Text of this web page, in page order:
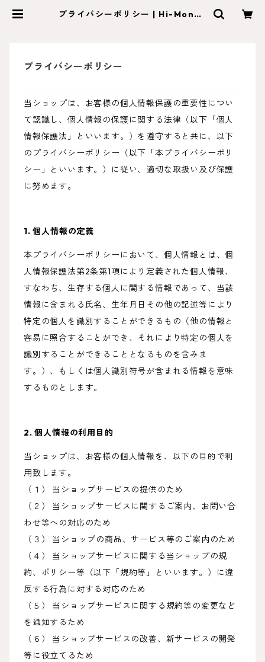
プライバシーポリシー | Hi-Monde
プライバシーポリシー
当ショップは、お客様の個人情報保護の重要性につい
て認識し、個人情報の保護に関する法律（以下「個人
情報保護法」といいます。）を遵守すると共に、以下
のプライバシーポリシー（以下「本プライバシーポリ
シー」といいます。）に従い、適切な取扱い及び保護
に努めます。
1. 個人情報の定義
本プライバシーポリシーにおいて、個人情報とは、個
人情報保護法第2条第1項により定義された個人情報、
すなわち、生存する個人に関する情報であって、当該
情報に含まれる氏名、生年月日その他の記述等により
特定の個人を識別することができるもの（他の情報と
容易に照合することができ、それにより特定の個人を
識別することができることとなるものを含みま
す。）、もしくは個人識別符号が含まれる情報を意味
するものとします。
2. 個人情報の利用目的
当ショップは、お客様の個人情報を、以下の目的で利
用致します。
（１） 当ショップサービスの提供のため
（２） 当ショップサービスに関するご案内、お問い合
わせ等への対応のため
（３） 当ショップの商品、サービス等のご案内のため
（４） 当ショップサービスに関する当ショップの規
約、ポリシー等（以下「規約等」といいます。）に違
反する行為に対する対応のため
（５） 当ショップサービスに関する規約等の変更など
を通知するため
（６） 当ショップサービスの改善、新サービスの開発
等に役立てるため